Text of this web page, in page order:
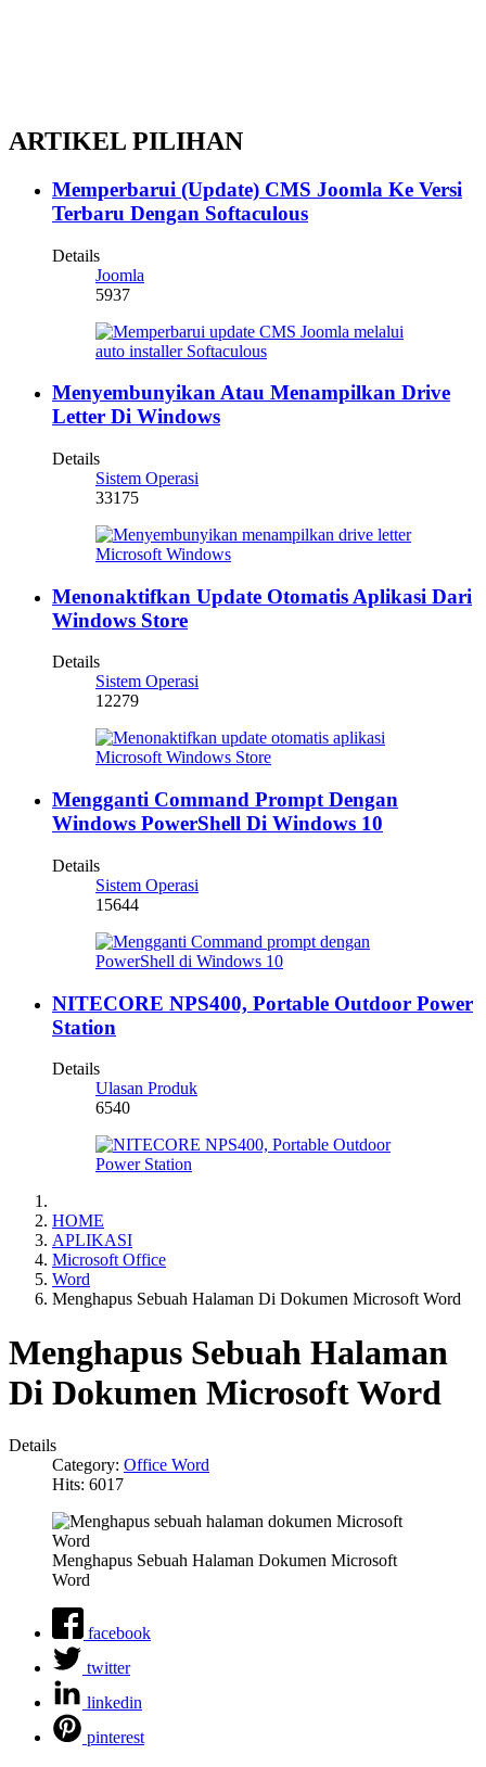
ARTIKEL PILIHAN
Memperbarui (Update) CMS Joomla Ke Versi
Terbaru Dengan Softaculous
Details
Joomla
5937
Menyembunyikan Atau Menampilkan Drive
Letter Di Windows
Details
Sistem Operasi
33175
Menonaktifkan Update Otomatis Aplikasi Dari
Windows Store
Details
Sistem Operasi
12279
Mengganti Command Prompt Dengan
Windows PowerShell Di Windows 10
Details
Sistem Operasi
15644
NITECORE NPS400, Portable Outdoor Power
Station
Details
Ulasan Produk
6540
HOME
APLIKASI
Microsoft Office
Word
Menghapus Sebuah Halaman Di Dokumen Microsoft Word
Menghapus Sebuah Halaman
Di Dokumen Microsoft Word
Details
Category: Office Word
Hits: 6017
Menghapus Sebuah Halaman Dokumen Microsoft
Word
facebook
twitter
linkedin
pinterest